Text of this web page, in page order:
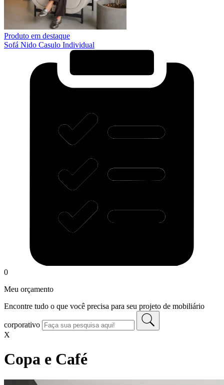
Produto em destaque
Sofá Nido Casulo Individual
0
Meu orçamento
Encontre tudo o que você precisa para seu projeto de mobiliário
corporativo
X
Copa e Café